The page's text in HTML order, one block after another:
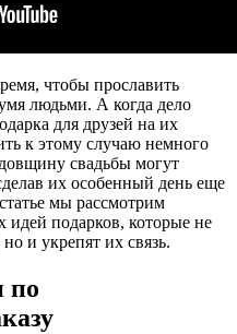
чтобы прославить
людьми. А когда дело
для друзей на их
к этому случаю немного
свадьбы могут
их особенный день еще
мы рассмотрим
идей подарков, которые не
и укрепят их связь.
по